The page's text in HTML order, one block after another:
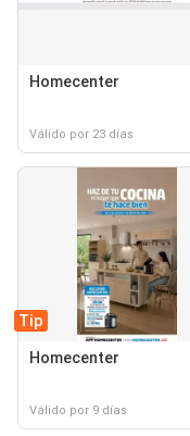
Homecenter
Válido por 23 días
Tip
Homecenter
Válido por 9 días